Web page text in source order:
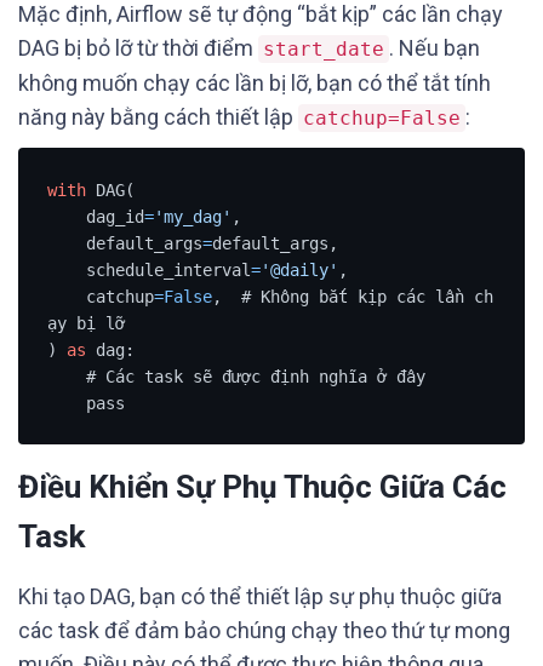
Mặc định, Airflow sẽ tự động “bắt kịp” các lần chạy
DAG bị bỏ lỡ từ thời điểm start_date . Nếu bạn
không muốn chạy các lần bị lỡ, bạn có thể tắt tính
năng này bằng cách thiết lập catchup=False :
with DAG(
    dag_id
='my_dag' ,
    default_args
=default_args,
    schedule_interval
='@daily' ,
    catchup
=False,  # Không bắt kịp các lần ch
ạy bị lỡ
) as dag:
    pass
Điều Khiển Sự Phụ Thuộc Giữa Các
Task
Khi tạo DAG, bạn có thể thiết lập sự phụ thuộc giữa
các task để đảm bảo chúng chạy theo thứ tự mong